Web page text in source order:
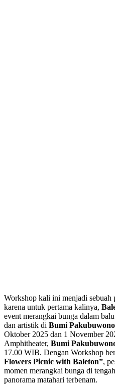
Workshop kali ini menjadi sebuah
karena untuk pertama kalinya,
event merangkai bunga dalam
dan artistik di Bumi Pakubuwono
Oktober 2025 dan 1 November
Amphitheater, Bumi
17.00 WIB. Dengan Workshop
Flowers Picnic with Baleton”,
momen merangkai bunga di
panorama matahari terbenam.